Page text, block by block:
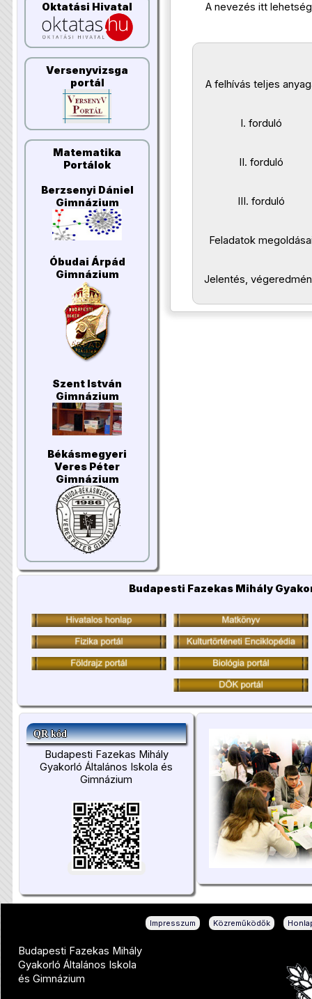
Oktatási Hivatal
Versenyvizsga
portál
Matematika
Portálok
Berzsenyi Dániel
Gimnázium
Óbudai Árpád
Gimnázium
Szent István
Gimnázium
Békásmegyeri
Veres Péter
Gimnázium
A nevezés itt
A felhívás teljes
I. forduló
II. forduló
III. forduló
Feladatok
Jelentés,
Budapesti Fazekas Mihály
QR kód
Budapesti Fazekas Mihály
Gyakorló Általános Iskola és
Gimnázium
Impresszum Közreműködők
Budapesti Fazekas Mihály
Gyakorló Általános Iskola
és Gimnázium